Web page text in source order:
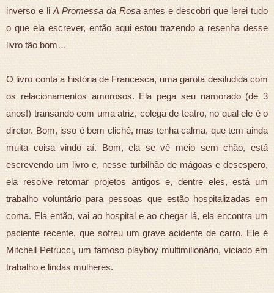
inverso e liA Promessa da Rosaantes e descobri que lerei tudo
o que ela escrever, então aqui estou trazendo a resenha desse
livro tão bom…
O livro conta a história de Francesca, uma garota desiludida com
os relacionamentos amorosos. Ela pega seu namorado (de 3
anos!) transando com uma atriz, colega de teatro, no qual ele é o
diretor. Bom, isso é bem clichê, mas tenha calma, que tem ainda
muita coisa vindo aí. Bom, ela se vê meio sem chão, está
escrevendo um livro e, nesse turbilhão de mágoas e desespero,
ela resolve retomar projetos antigos e, dentre eles, está um
trabalho voluntário para pessoas que estão hospitalizadas em
coma. Ela então, vai ao hospital e ao chegar lá, ela encontra um
paciente recente, que sofreu um grave acidente de carro. Ele é
Mitchell Petrucci, um famoso playboy multimilionário, viciado em
trabalho e lindas mulheres.